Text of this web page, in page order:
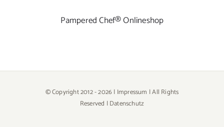
Pampered Chef® Onlineshop
© Copyright 2012 -2026 | Impressum | All Rights
Reserved |Datenschutz